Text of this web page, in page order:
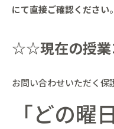
にて直接ご確認ください。
☆☆現在の授
お問い合わせいただく保
「どの曜